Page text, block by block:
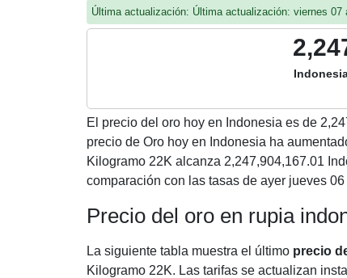
Última actualización: Última actualización: viernes 07
El precio del oro hoy en Indonesia es de
precio de Oro hoy en Indonesia ha
Kilogramo 22K alcanza 2,247,904,167.01
comparación con las tasas de ayer jueves
Precio del oro en rupia
La siguiente tabla muestra el último precio
Kilogramo 22K. Las tarifas se actualizan